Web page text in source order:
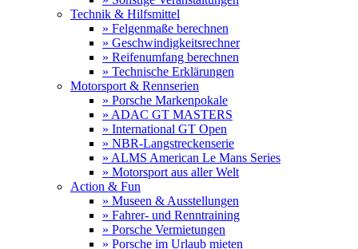
Technik & Hilfsmittel
» Felgenmaße berechnen
» Geschwindigkeitsrechner
» Reifenumfang berechnen
» Technische Erklärungen
Motorsport & Rennserien
» Porsche Markenpokale
» ADAC GT MASTERS
» International GT Open
» NBR-Langstreckenserie
» ALMS American Le Mans Series
» Motorsport aus aller Welt
Action & Fun
» Museen & Ausstellungen
» Fahrer- und Renntraining
» Porsche Vermietungen
» Porsche im Urlaub mieten